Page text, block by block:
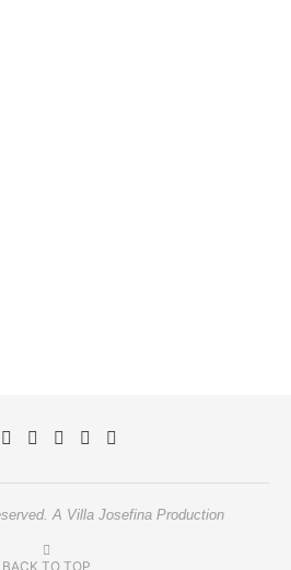
A Villa Josefina Production
BACK TO TOP